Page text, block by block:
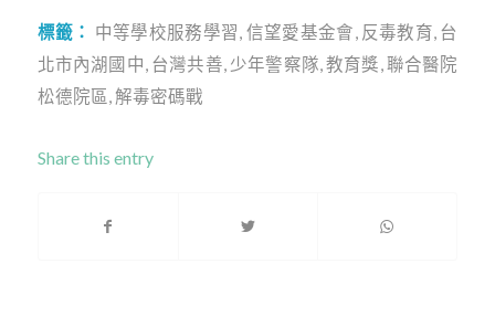
標籤： 中等學校服務學習, 信望愛基金會, 反毒教育, 台
北市內湖國中, 台灣共善, 少年警察隊,教育獎,聯合醫院
松德院區, 解毒密碼戰
Share this entry